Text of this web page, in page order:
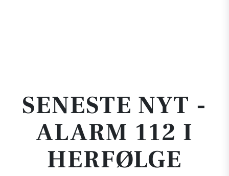
SENESTE NYT -
ALARM 112 I
HERFØLGE